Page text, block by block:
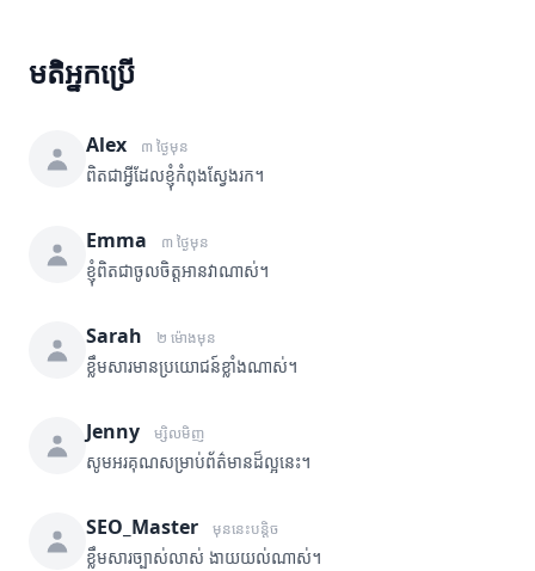
មតិអ្នកប្រើ
Alex ៣ ថ្ងៃមុន
ពិតជាអ្វីដែលខ្ញុំកំពុងស្វែងរក។
Emma ៣ ថ្ងៃមុន
ខ្ញុំពិតជាចូលចិត្តអានវាណាស់។
Sarah ២ ម៉ោងមុន
ខ្លឹមសារមានប្រយោជន៍ខ្លាំងណាស់។
Jenny ម្សិលមិញ
សូមអរគុណសម្រាប់ព័ត៌មានដ៏ល្អនេះ។
SEO_Master មុននេះបន្តិច
ខ្លឹមសារច្បាស់លាស់ ងាយយល់ណាស់។